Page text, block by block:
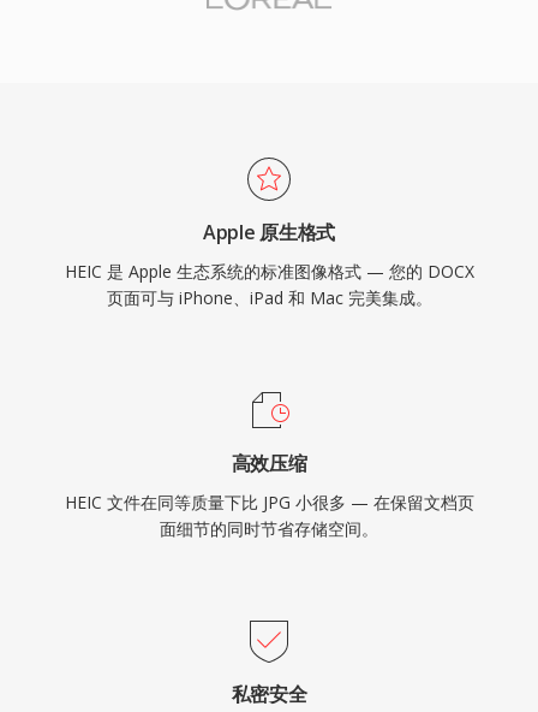
Apple 原生格式
HEIC 是 Apple 生态系统的标准图像格式 — 您的 DOCX
页面可与 iPhone、iPad 和 Mac 完美集成。
高效压缩
HEIC 文件在同等质量下比 JPG 小很多 — 在保留文档页
面细节的同时节省存储空间。
私密安全